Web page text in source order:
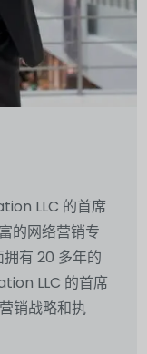
LLC 的首席
的网络营销专
有 20 多年的
LLC 的首席
销战略和执